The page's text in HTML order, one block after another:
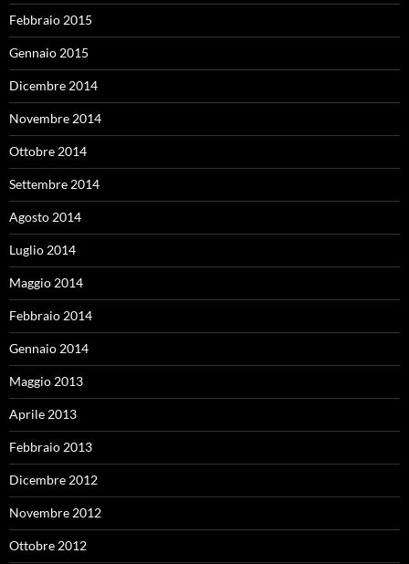
Febbraio 2015
Gennaio 2015
Dicembre 2014
Novembre 2014
Ottobre 2014
Settembre 2014
Agosto 2014
Luglio 2014
Maggio 2014
Febbraio 2014
Gennaio 2014
Maggio 2013
Aprile 2013
Febbraio 2013
Dicembre 2012
Novembre 2012
Ottobre 2012